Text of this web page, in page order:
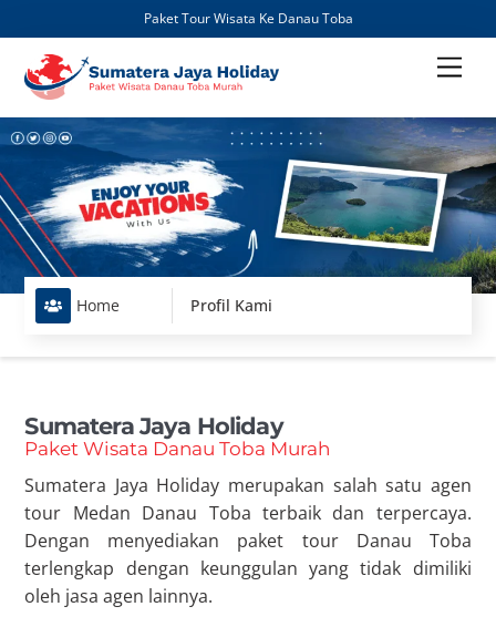
Paket Tour Wisata Ke Danau Toba
content
Home Profil Kami
Sumatera Jaya Holiday
Paket Wisata Danau Toba Murah
Sumatera Jaya Holiday merupakan salah satu agen
tour Medan Danau Toba terbaik dan terpercaya.
Dengan menyediakan paket tour Danau Toba
terlengkap dengan keunggulan yang tidak dimiliki
oleh jasa agen lainnya.